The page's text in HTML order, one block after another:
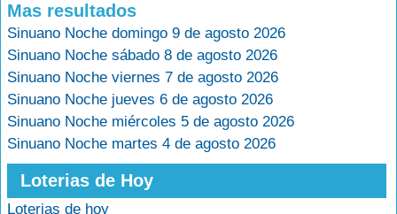
Mas resultados
Sinuano Noche domingo 9 de agosto 2026
Sinuano Noche sábado 8 de agosto 2026
Sinuano Noche viernes 7 de agosto 2026
Sinuano Noche jueves 6 de agosto 2026
Sinuano Noche miércoles 5 de agosto 2026
Sinuano Noche martes 4 de agosto 2026
Loterias de Hoy
Loterias de hoy